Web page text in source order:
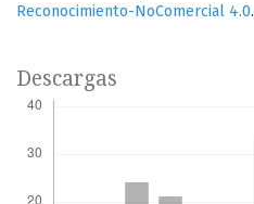
Reconocimiento-NoComercial 4.0.
Descargas